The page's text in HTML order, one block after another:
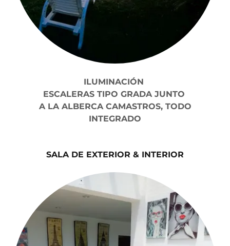
ILUMINACIÓN
ESCALERAS TIPO GRADA JUNTO
A LA ALBERCA CAMASTROS, TODO
INTEGRADO
SALA DE EXTERIOR & INTERIOR